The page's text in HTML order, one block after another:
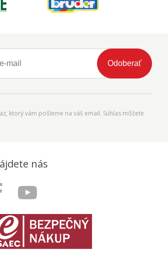
Odoberať
ktorý vám pošleme na váš email. Súhlas môžete
nás